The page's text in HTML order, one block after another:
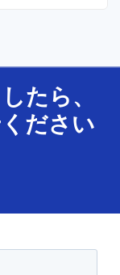
たら、
ください